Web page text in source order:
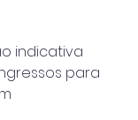
indicativa
para